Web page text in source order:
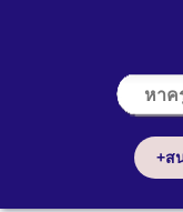
+ส